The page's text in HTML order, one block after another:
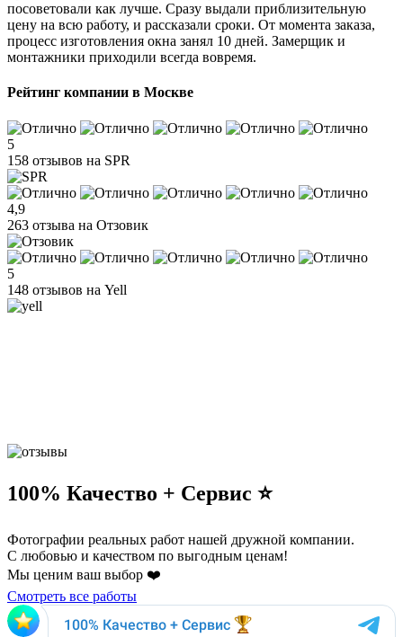
посоветовали как лучше. Сразу выдали приблизительную
цену на всю работу, и рассказали сроки. От момента заказа,
процесс изготовления окна занял 10 дней. Замерщик и
монтажники приходили всегда вовремя.
Рейтинг компании в Москве
5
158 отзывов на SPR
4,9
263 отзыва на Отзовик
5
148 отзывов на Yell
100% Качество + Сервис ⭐️
Фотографии реальных работ нашей дружной компании.
С любовью и качеством по выгодным ценам!
Мы ценим ваш выбор ❤️
Смотреть все работы